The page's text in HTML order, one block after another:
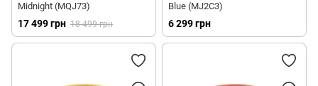
Midnight (MQJ73)
17 499 грн 18 499 грн
Blue (MJ2C3)
6 299 грн